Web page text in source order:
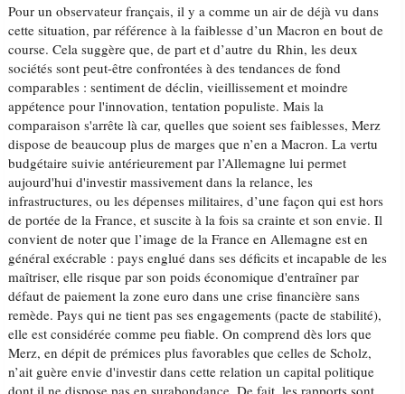
Pour un observateur français, il y a comme un air de déjà vu dans
cette situation, par référence à la faiblesse d’un Macron en bout de
course. Cela suggère que, de part et d’autre du Rhin, les deux
sociétés sont peut-être confrontées à des tendances de fond
comparables : sentiment de déclin, vieillissement et moindre
appétence pour l'innovation, tentation populiste. Mais la
comparaison s'arrête là car, quelles que soient ses faiblesses, Merz
dispose de beaucoup plus de marges que n’en a Macron. La vertu
budgétaire suivie antérieurement par l’Allemagne lui permet
aujourd'hui d'investir massivement dans la relance, les
infrastructures, ou les dépenses militaires, d’une façon qui est hors
de portée de la France, et suscite à la fois sa crainte et son envie. Il
convient de noter que l’image de la France en Allemagne est en
général exécrable : pays englué dans ses déficits et incapable de les
maîtriser, elle risque par son poids économique d'entraîner par
défaut de paiement la zone euro dans une crise financière sans
remède. Pays qui ne tient pas ses engagements (pacte de stabilité),
elle est considérée comme peu fiable. On comprend dès lors que
Merz, en dépit de prémices plus favorables que celles de Scholz,
n’ait guère envie d'investir dans cette relation un capital politique
dont il ne dispose pas en surabondance. De fait, les rapports sont